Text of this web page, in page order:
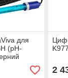
для
(pH-
2